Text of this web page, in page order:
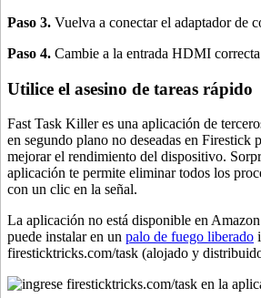
Paso 3. Vuelva a conectar el adaptador de
Paso 4. Cambie a la entrada HDMI
Utilice el asesino de tareas rápido
Fast Task Killer es una aplicación de
en segundo plano no deseadas en
mejorar el rendimiento del dispositivo.
aplicación te permite eliminar todos los
con un clic en la señal.
La aplicación no está disponible en
puede instalar en un palo de fuego liberado
firesticktricks.com/task (alojado y